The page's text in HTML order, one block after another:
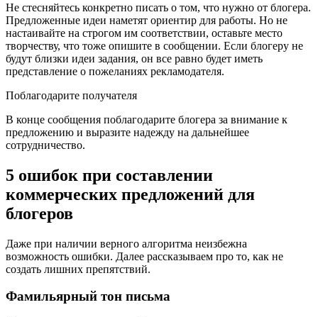
Не стесняйтесь конкретно писать о том, что нужно от блогера.
Предложенные идеи наметят ориентир для работы. Но не
настаивайте на строгом им соответствии, оставьте место
творчеству, что тоже опишите в сообщении. Если блогеру не
будут близки идеи задания, он все равно будет иметь
представление о пожеланиях рекламодателя.
Поблагодарите получателя
В конце сообщения поблагодарите блогера за внимание к
предложению и выразите надежду на дальнейшее
сотрудничество.
5 ошибок при составлении
коммерческих предложений для
блогеров
Даже при наличии верного алгоритма неизбежна
возможность ошибки. Далее рассказываем про то, как не
создать лишних препятствий.
Фамильярный тон письма